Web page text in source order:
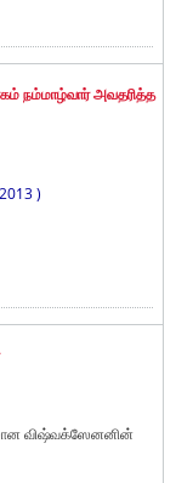
நம்மாழ்வார் அவதரித்த
)
விஷ்வக்ஸேனனின்